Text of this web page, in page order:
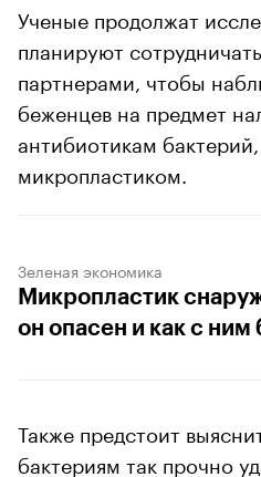
Ученые продолжат
планируют
партнерами, чтобы
беженцев на предмет
антибиотикам
микропластиком.
Зеленая экономика
Микропластик
он опасен и как с ним
Также предстоит
бактериям так прочно